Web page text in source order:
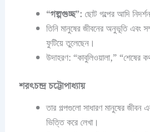
“গল্পগুচ্ছ”: ছোট গল্পের আদি
তিনি মানুষের জীবনের অনুভূতি এবং
ফুটিয়ে তুলেছেন।
উদাহরণ: “কাবুলিওয়ালা,” “শেষের
শরৎচন্দ্র চট্টোপাধ্যায়
তার গল্পগুলো সাধারণ মানুষের জীবন
ভিত্তি করে লেখা।